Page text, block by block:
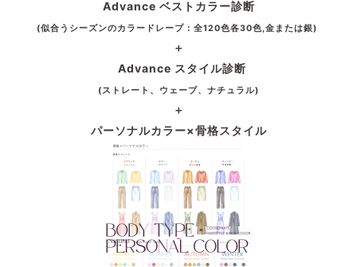
Advance ベストカラー診断
(似合うシーズンのカラードレープ：全120色各30色,金または銀)
＋
Advance スタイル診断
(ストレート、ウェーブ、ナチュラル)
＋
パーソナルカラー×骨格スタイル